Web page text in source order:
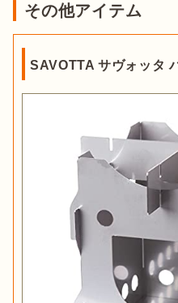
その他アイテム
SAVOTTA サヴォッタ